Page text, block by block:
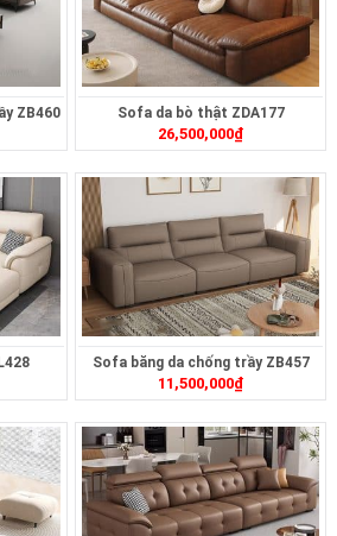
ZB460 Sofa da bò thật ZDA177
26,500,000₫
Sofa băng da chống trầy ZB457
11,500,000₫